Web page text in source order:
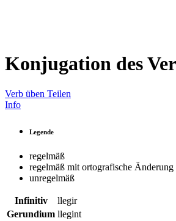
Konjugation des
Verb üben Teilen
Info
Legende
regelmäß
regelmäß mit ortografische Änderung
unregelmäß
Infinitiv
llegir
Gerundium llegint